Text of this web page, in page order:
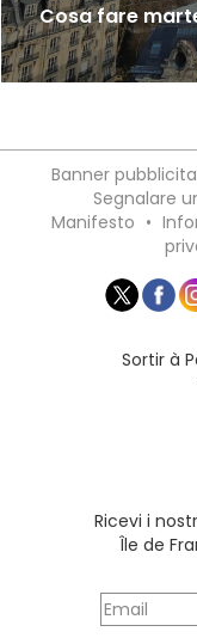
Cosa fare
Banner
Segnalare
Manifesto •
Sortir à
Ricevi i
Île de